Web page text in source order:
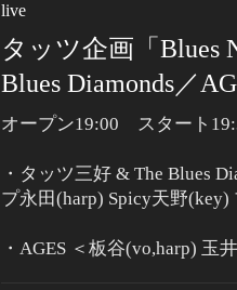
live
タッツ企画「Blues
Blues Diamonds／
オープン19:00 スタート
・タッツ三好 & The Blues
プ永田 (harp) Spicy天野(key)
・AGES ＜板谷(vo,harp) 玉